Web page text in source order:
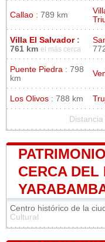
Callao : 789 km
Villa El Salvador:
761 km el más cerca
Puente Piedra : 798
km
Los Olivos : 788 km
CERCA DEL
Centro histórico de la
Cultural